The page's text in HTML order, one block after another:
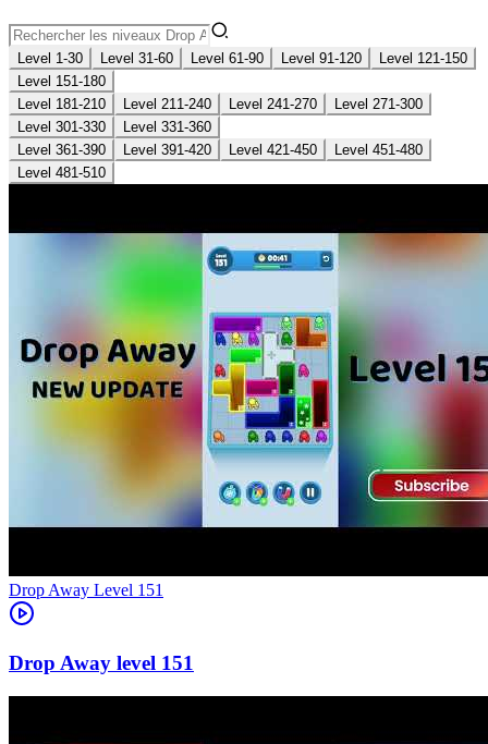
Level 1-30 Level 31-60 Level 61-90 Level 91-120
Level 121-150
Level 151-180
Level 181-210
Level 211-240 Level 241-270
Level 271-300
Level 301-330
Level 331-360
Level 361-390
Level 391-420 Level 421-450
Level 451-480
Level 481-510
Level 151
151